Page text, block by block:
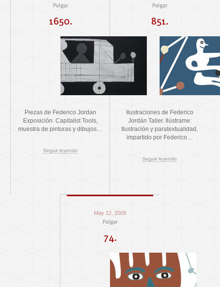
Pulgar
1650.
Piezas de Federico Jordan
Exposición. Capitalist Tools,
muestra de pinturas y dibujos…
Seguir leyendo
Pulgar
851.
Ilustraciones de Federico
Jordán Taller. Ilústrame:
Ilustración y paratextualidad,
impartido por Federico…
Seguir leyendo
May 12, 2008
Pulgar
74.